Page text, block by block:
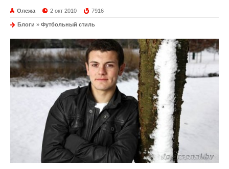
Олежа 2 окт 2010 7916
Блоги » Футбольный стиль